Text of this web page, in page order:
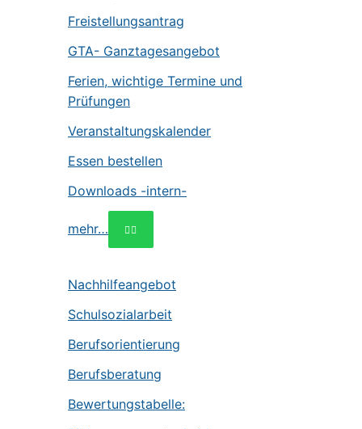
Freistellungsantrag
GTA- Ganztagesangebot
Ferien, wichtige Termine und
Prüfungen
Veranstaltungskalender
Essen bestellen
Downloads -intern-
mehr…
Nachhilfeangebot
Schulsozialarbeit
Berufsorientierung
Berufsberatung
Bewertungstabelle: